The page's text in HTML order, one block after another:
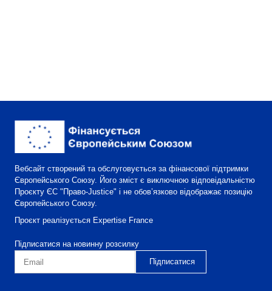
Вебсайт створений та обслуговується за фінансової підтримки
Європейського Союзу. Його зміст є виключною відповідальністю
Проєкту ЄС "Право-Justice" і не обов’язково відображає позицію
Європейського Союзу.
Проєкт реалізується Expertise France
Підписатися на новинну розсилку